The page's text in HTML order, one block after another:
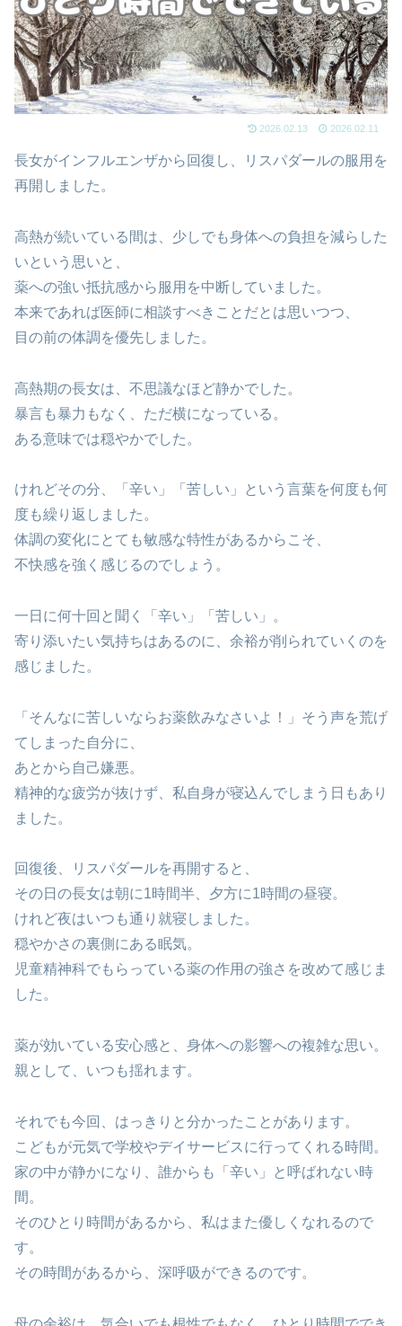
2026.02.13 2026.02.11
長女がインフルエンザから回復し、リスパダールの服用を
再開しました。
高熱が続いている間は、少しでも身体への負担を減らした
いという思いと、
薬への強い抵抗感から服用を中断していました。
本来であれば医師に相談すべきことだとは思いつつ、
目の前の体調を優先しました。
高熱期の長女は、不思議なほど静かでした。
暴言も暴力もなく、ただ横になっている。
ある意味では穏やかでした。
けれどその分、「辛い」「苦しい」という言葉を何度も何
度も繰り返しました。
体調の変化にとても敏感な特性があるからこそ、
不快感を強く感じるのでしょう。
一日に何十回と聞く「辛い」「苦しい」。
寄り添いたい気持ちはあるのに、余裕が削られていくのを
感じました。
「そんなに苦しいならお薬飲みなさいよ！」そう声を荒げ
てしまった自分に、
あとから自己嫌悪。
精神的な疲労が抜けず、私自身が寝込んでしまう日もあり
ました。
回復後、リスパダールを再開すると、
その日の長女は朝に1時間半、夕方に1時間の昼寝。
けれど夜はいつも通り就寝しました。
穏やかさの裏側にある眠気。
児童精神科でもらっている薬の作用の強さを改めて感じま
した。
薬が効いている安心感と、身体への影響への複雑な思い。
親として、いつも揺れます。
それでも今回、はっきりと分かったことがあります。
こどもが元気で学校やデイサービスに行ってくれる時間。
家の中が静かになり、誰からも「辛い」と呼ばれない時
間。
そのひとり時間があるから、私はまた優しくなれるので
す。
その時間があるから、深呼吸ができるのです。